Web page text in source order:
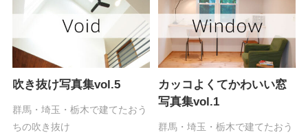
吹き抜け写真集vol.5
群馬・埼玉・栃木で建てたおう
ちの吹き抜け
カッコよくてかわいい窓
写真集vol.1
群馬・埼玉・栃木で建てたおう